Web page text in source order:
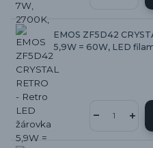
EMOS ZF5D42
5,9W = 60W, LED